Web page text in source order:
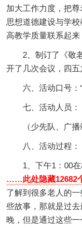
加大工作力度，把
思想道德建设与学
高教学质量联系起来
2、制订了《敬
开了几次会议，四五
六、活动口号：
七、活动人员：
（少先队、广
八、活动过程：
1、下午1：00
……此处隐藏
了解到很多老人的
些故事，那就是过
晚，但是通过这些